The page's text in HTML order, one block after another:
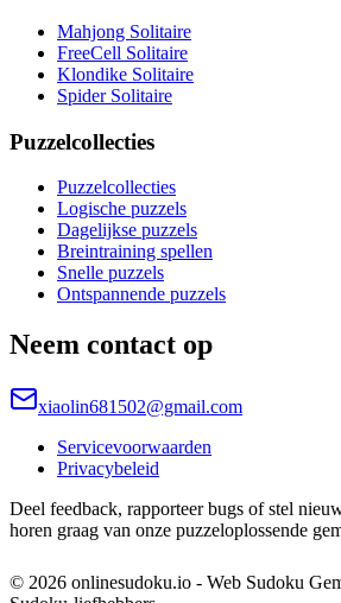
Mahjong Solitaire
FreeCell Solitaire
Klondike Solitaire
Spider Solitaire
Puzzelcollecties
Puzzelcollecties
Logische puzzels
Dagelijkse puzzels
Breintraining spellen
Snelle puzzels
Ontspannende puzzels
Neem contact op
xiaolin681502@gmail.com
Servicevoorwaarden
Privacybeleid
Deel feedback, rapporteer bugs of stel
horen graag van onze puzzeloplossende
© 2026 onlinesudoku.io - Web Sudoku